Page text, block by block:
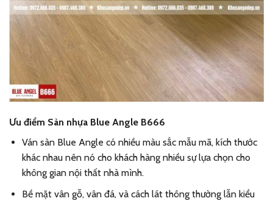
Ưu điểm Sàn nhựa Blue Angle B666
Ván sàn Blue Angle có nhiều màu sắc mẫu mã, kích thước
khác nhau nên nó cho khách hàng nhiều sự lựa chọn cho
không gian nội thất nhà mình.
Bề mặt vân gỗ, vân đá, và cách lát thông thường lẫn kiểu